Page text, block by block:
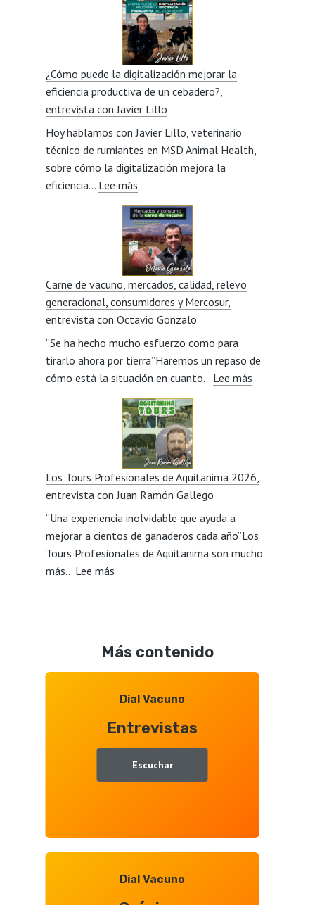
Veneros
comienzos
como
ganadera
y
la
visión
social
del
sector,
entrevista
con
Miriam
Beorlegui
¿Cómo puede la digitalización mejorar la
eficiencia productiva de un cebadero?,
entrevista con Javier Lillo
Hoy hablamos con Javier Lillo, veterinario
técnico de rumiantes en MSD Animal Health,
sobre cómo la digitalización mejora la
eficiencia… Lee más:
¿Cómo
puede
la
digitalización
mejorar
la
eficiencia
productiva
de
un
cebadero?,
entrevista
con
Javier
Lillo
Carne de vacuno, mercados, calidad, relevo
generacional, consumidores y Mercosur,
entrevista con Octavio Gonzalo
“Se ha hecho mucho esfuerzo como para
tirarlo ahora por tierra”Haremos un repaso de
cómo está la situación en cuanto… Lee más:
relevo
y
Mercosur,
Los Tours Profesionales de Aquitanima 2026,
entrevista con Juan Ramón Gallego
“Una experiencia inolvidable que ayuda a
mejorar a cientos de ganaderos cada año”Los
Tours Profesionales de Aquitanima son mucho
más… Lee más:
Aquitanima
2026,
entrevista
Juan
Ramón
Gallego
Más contenido
Dial Vacuno
Entrevistas
Escuchar
Dial Vacuno